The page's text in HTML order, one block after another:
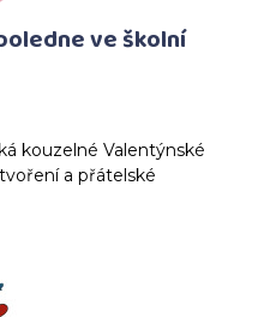
ve školní
kouzelné Valentýnské
a přátelské